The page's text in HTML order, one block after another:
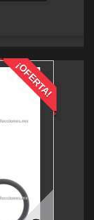
¡OFERTA!